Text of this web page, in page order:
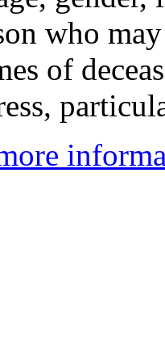
who
of